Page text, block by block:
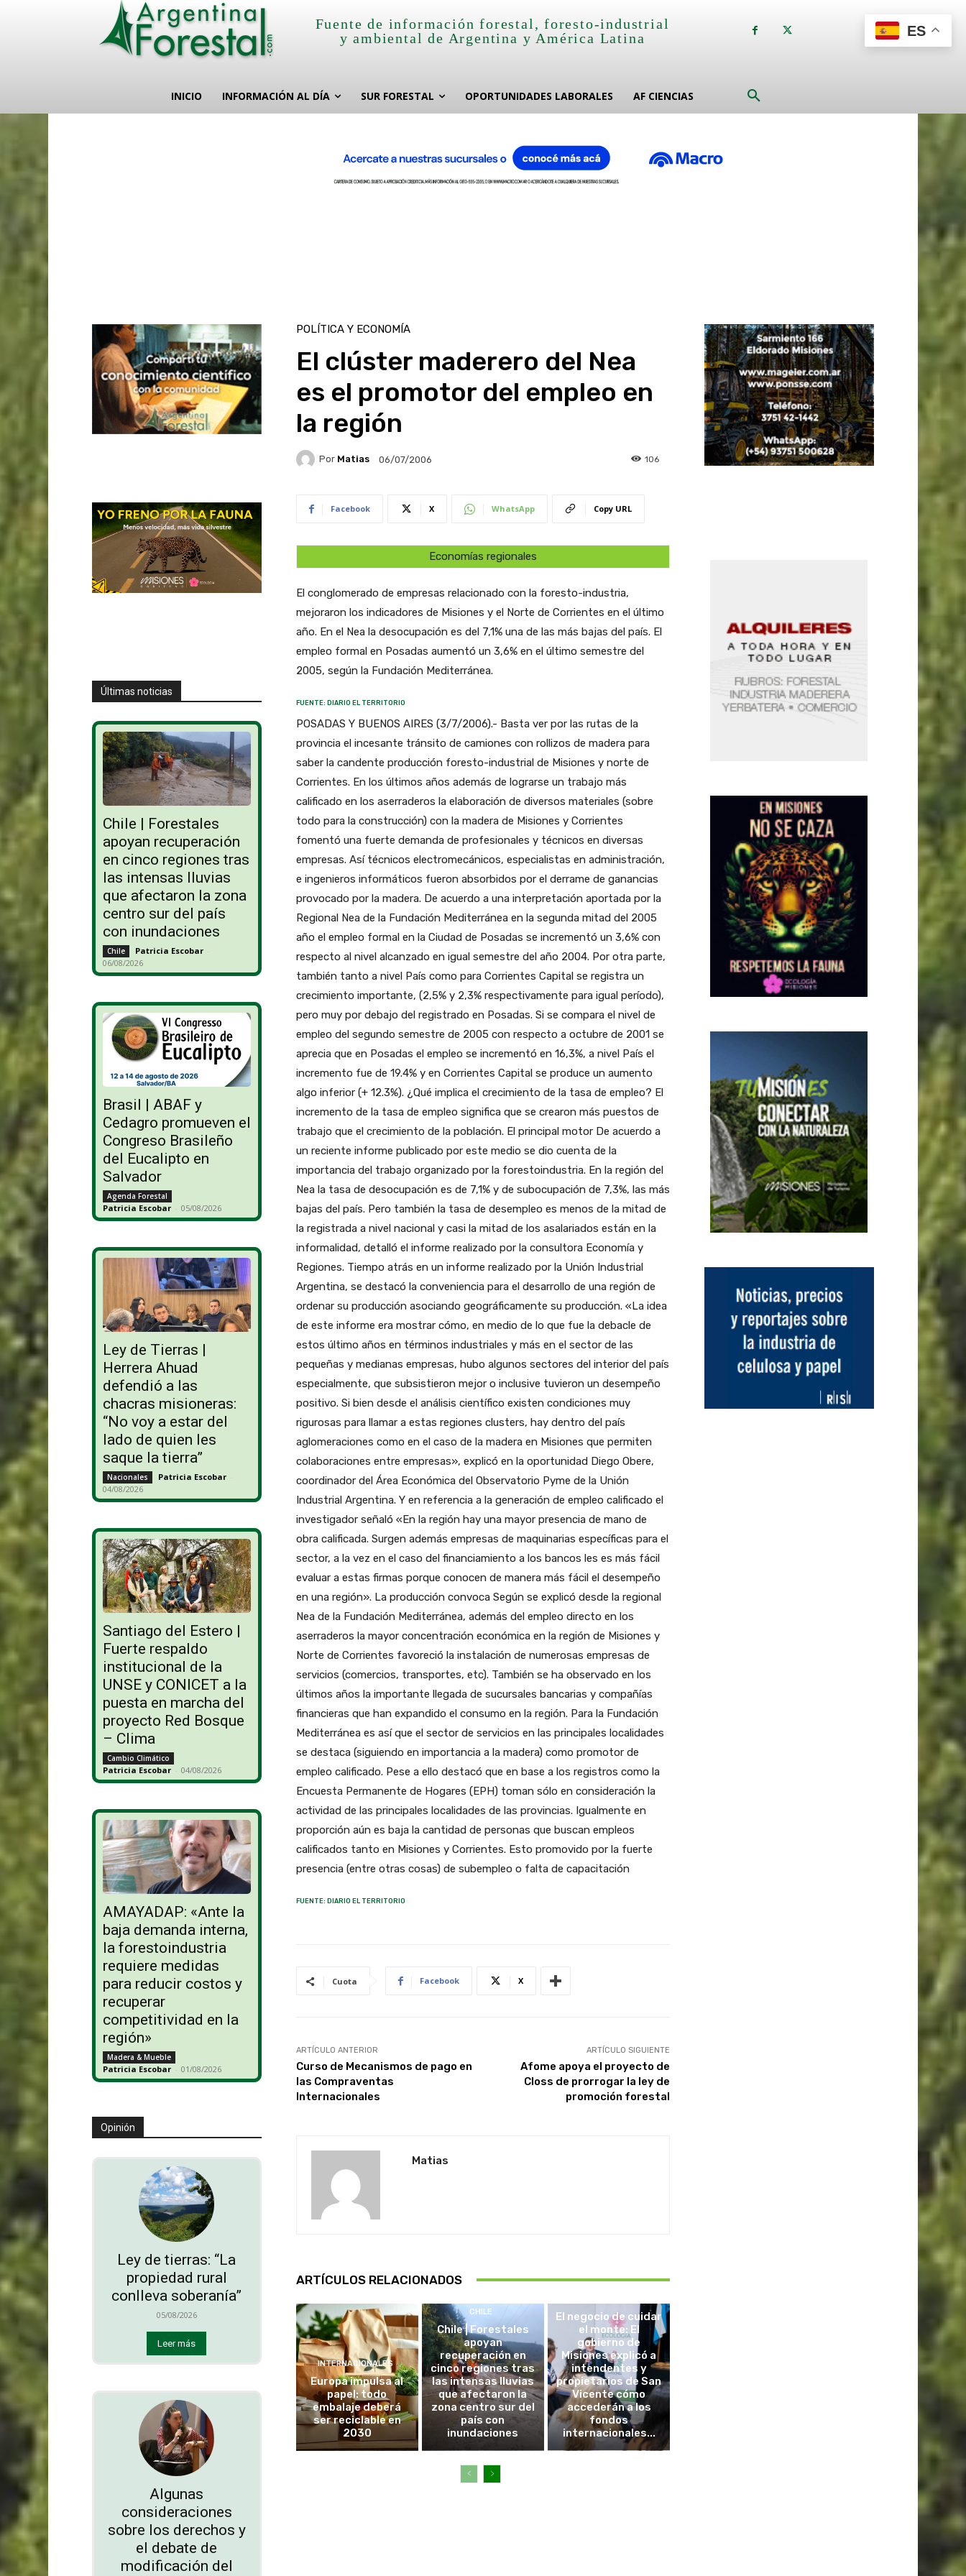
Fuente de información forestal, foresto-industrial
y ambiental de Argentina y América Latina
INICIO INFORMACIÓN AL DÍA SUR FORESTAL OPORTUNIDADES LABORALES AF CIENCIAS
Últimas noticias
Chile | Forestales
apoyan recuperación
en cinco regiones tras
las intensas lluvias
que afectaron la zona
centro sur del país
con inundaciones
Chile Patricia Escobar -
06/08/2026
Brasil | ABAF y
Cedagro promueven el
Congreso Brasileño
del Eucalipto en
Salvador
Agenda Forestal
Patricia Escobar - 05/08/2026
Ley de Tierras |
Herrera Ahuad
defendió a las
chacras misioneras:
“No voy a estar del
lado de quien les
saque la tierra”
Nacionales Patricia Escobar -
04/08/2026
Santiago del Estero |
Fuerte respaldo
institucional de la
UNSE y CONICET a la
puesta en marcha del
proyecto Red Bosque
– Clima
Cambio Climático
Patricia Escobar - 04/08/2026
AMAYADAP: «Ante la
baja demanda interna,
la forestoindustria
requiere medidas
para reducir costos y
recuperar
competitividad en la
región»
Madera & Mueble
Patricia Escobar - 01/08/2026
Opinión
Ley de tierras: “La
propiedad rural
conlleva soberanía”
05/08/2026
Leer más
Algunas
consideraciones
sobre los derechos y
el debate de
modificación del
POLÍTICA Y ECONOMÍA
El clúster maderero del Nea
es el promotor del empleo en
la región
Por Matias 06/07/2006 106
Facebook X WhatsApp Copy URL
Economías regionales
El conglomerado de empresas relacionado con la foresto-industria,
mejoraron los indicadores de Misiones y el Norte de Corrientes en el último
año. En el Nea la desocupación es del 7,1% una de las más bajas del país. El
empleo formal en Posadas aumentó un 3,6% en el último semestre del
2005, según la Fundación Mediterránea.
FUENTE: DIARIO EL TERRITORIO
POSADAS Y BUENOS AIRES (3/7/2006).- Basta ver por las rutas de la
provincia el incesante tránsito de camiones con rollizos de madera para
saber la candente producción foresto-industrial de Misiones y norte de
Corrientes. En los últimos años además de lograrse un trabajo más
calificado en los aserraderos la elaboración de diversos materiales (sobre
todo para la construcción) con la madera de Misiones y Corrientes
fomentó una fuerte demanda de profesionales y técnicos en diversas
empresas. Así técnicos electromecánicos, especialistas en administración,
e ingenieros informáticos fueron absorbidos por el derrame de ganancias
provocado por la madera. De acuerdo a una interpretación aportada por la
Regional Nea de la Fundación Mediterránea en la segunda mitad del 2005
año el empleo formal en la Ciudad de Posadas se incrementó un 3,6% con
respecto al nivel alcanzado en igual semestre del año 2004. Por otra parte,
también tanto a nivel País como para Corrientes Capital se registra un
crecimiento importante, (2,5% y 2,3% respectivamente para igual período),
pero muy por debajo del registrado en Posadas. Si se compara el nivel de
empleo del segundo semestre de 2005 con respecto a octubre de 2001 se
aprecia que en Posadas el empleo se incrementó en 16,3%, a nivel País el
incremento fue de 19.4% y en Corrientes Capital se produce un aumento
algo inferior (+ 12.3%). ¿Qué implica el crecimiento de la tasa de empleo? El
incremento de la tasa de empleo significa que se crearon más puestos de
trabajo que el crecimiento de la población. El principal motor De acuerdo a
un reciente informe publicado por este medio se dio cuenta de la
importancia del trabajo organizado por la forestoindustria. En la región del
Nea la tasa de desocupación es de 7,1% y de subocupación de 7,3%, las más
bajas del país. Pero también la tasa de desempleo es menos de la mitad de
la registrada a nivel nacional y casi la mitad de los asalariados están en la
informalidad, detalló el informe realizado por la consultora Economía y
Regiones. Tiempo atrás en un informe realizado por la Unión Industrial
Argentina, se destacó la conveniencia para el desarrollo de una región de
ordenar su producción asociando geográficamente su producción. «La idea
de este informe era mostrar cómo, en medio de lo que fue la debacle de
estos último años en términos industriales y más en el sector de las
pequeñas y medianas empresas, hubo algunos sectores del interior del país
especialmente, que subsistieron mejor o inclusive tuvieron un desempeño
positivo. Si bien desde el análisis científico existen condiciones muy
rigurosas para llamar a estas regiones clusters, hay dentro del país
aglomeraciones como en el caso de la madera en Misiones que permiten
colaboraciones entre empresas», explicó en la oportunidad Diego Obere,
coordinador del Área Económica del Observatorio Pyme de la Unión
Industrial Argentina. Y en referencia a la generación de empleo calificado el
investigador señaló «En la región hay una mayor presencia de mano de
obra calificada. Surgen además empresas de maquinarias específicas para el
sector, a la vez en el caso del financiamiento a los bancos les es más fácil
evaluar a estas firmas porque conocen de manera más fácil el desempeño
en una región». La producción convoca Según se explicó desde la regional
Nea de la Fundación Mediterránea, además del empleo directo en los
aserraderos la mayor concentración económica en la región de Misiones y
Norte de Corrientes favoreció la instalación de numerosas empresas de
servicios (comercios, transportes, etc). También se ha observado en los
últimos años la importante llegada de sucursales bancarias y compañías
financieras que han expandido el consumo en la región. Para la Fundación
Mediterránea es así que el sector de servicios en las principales localidades
se destaca (siguiendo en importancia a la madera) como promotor de
empleo calificado. Pese a ello destacó que en base a los registros como la
Encuesta Permanente de Hogares (EPH) toman sólo en consideración la
actividad de las principales localidades de las provincias. Igualmente en
proporción aún es baja la cantidad de personas que buscan empleos
calificados tanto en Misiones y Corrientes. Esto promovido por la fuerte
presencia (entre otras cosas) de subempleo o falta de capacitación
FUENTE: DIARIO EL TERRITORIO
Cuota Facebook X
ARTÍCULO ANTERIOR
Curso de Mecanismos de pago en
las Compraventas
Internacionales
ARTÍCULO SIGUIENTE
Afome apoya el proyecto de
Closs de prorrogar la ley de
promoción forestal
Matias
ARTÍCULOS RELACIONADOS
INTERNACIONALES
Europa impulsa al
papel: todo
embalaje deberá
ser reciclable en
2030
CHILE
Chile | Forestales
apoyan
recuperación en
cinco regiones tras
las intensas lluvias
que afectaron la
zona centro sur del
país con
inundaciones
El negocio de cuidar
el monte: El
gobierno de
Misiones explicó a
intendentes y
propietarios de San
Vicente cómo
accederán a los
fondos
internacionales...
ES